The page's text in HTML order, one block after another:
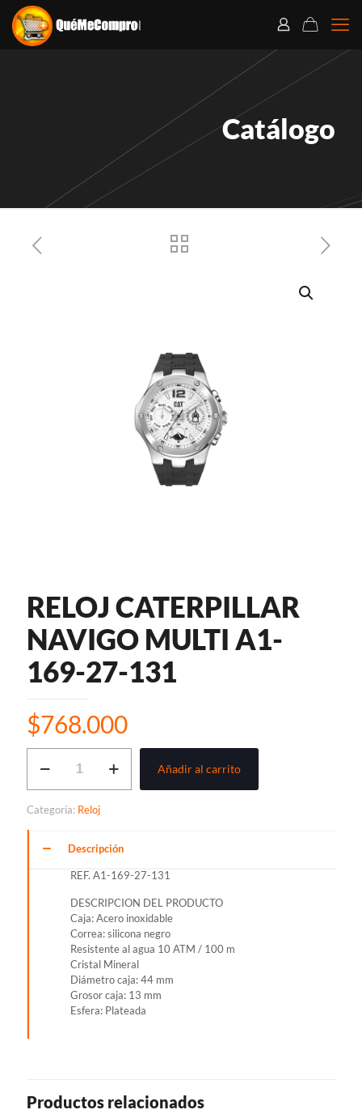
Catálogo
RELOJ CATERPILLAR
NAVIGO MULTI A1-
169-27-131
$768.000
CATERPILLAR
A1-
169-
Añadir al carrito
Categoría: Reloj
Descripción
REF. A1-169-27-131
DESCRIPCION DEL PRODUCTO
Caja: Acero inoxidable
Correa: silicona negro
Resistente al agua 10 ATM / 100 m
Cristal Mineral
Diámetro caja: 44 mm
Grosor caja: 13 mm
Esfera: Plateada
Productos relacionados